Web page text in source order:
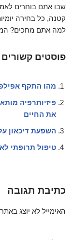
שבו אתם בוחרים
קטנה, כל בחירה
למה אתם מחכים?
פוסטים
מהו התקף
פיזיותרפיה
את החיים
השפעת דיכאון
טיפול תרופתי
כתיבת תגובה
האימייל לא יוצג